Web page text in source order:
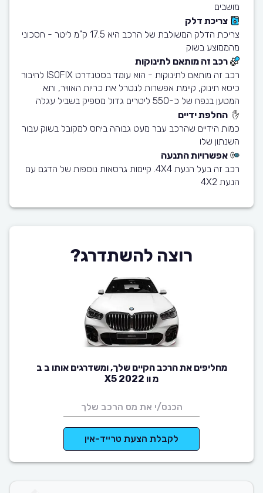
מושבים
צריכת דלק
צריכת הדלק המשולבת של הרכב היא 17.5 ק"מ ליטר - חסכוני
מהממוצע בשוק
רכב זה מותאם לתינוקות
רכב זה מותאם לתינוקות - הוא עומד בסטנדרט ISOFIX לחיבור
כיסא תינוק, קיימת אפשרות לנטרל את כריות האוויר, ותא
המטען בנפח של כ-550 ליטרים גדול מספיק בשביל עגלה
החלפת ידיים
כמות הידיים שהרכב עבר מעט גבוהה ביחס למקובל בשוק עבור
השנתון שלו
אפשרויות התנעה
רכב זה בעל הנעת 4X4. קיימות גרסאות נוספות של הדגם עם
הנעת 4X2
רוצה להשתדרג?
מחליפים את הרכב הקיים שלך, ומשדרגים אותו ב ב
מ וו X5 2022
לקבלת הצעת טרייד-אין